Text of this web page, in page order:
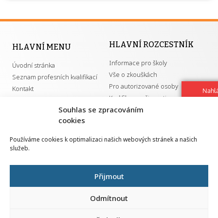
Souhlas se zpracováním
cookies
Používáme cookies k optimalizaci našich webových stránek a našich
služeb.
Přijmout
Odmítnout
HLAVNÍ MENU
Úvodní stránka
Seznam profesních kvalifikací
Kontakt
HLAVNÍ ROZCESTNÍK
Informace pro školy
Vše o zkouškách
Pro autorizované osoby
Kvalifikace a živnosti
GDPR
Národní pedagogický institut ČR
Senovážné náměstí 25
110 00 Praha 1